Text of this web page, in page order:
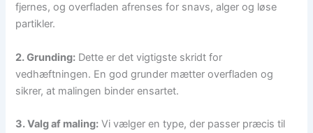
fjernes, og overfladen afrenses for snavs, alger og løse
partikler.
2. Grunding: Dette er det vigtigste skridt for
vedhæftningen. En god grunder mætter overfladen og
sikrer, at malingen binder ensartet.
3. Valg af maling: Vi vælger en type, der passer præcis til